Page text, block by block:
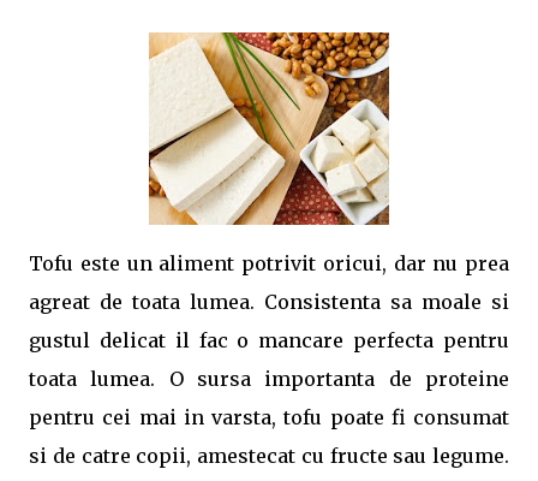
Tofu este un aliment potrivit oricui, dar nu prea
agreat de toata lumea. Consistenta sa moale si
gustul delicat il fac o mancare perfecta pentru
toata lumea. O sursa importanta de proteine
pentru cei mai in varsta, tofu poate fi consumat
si de catre copii, amestecat cu fructe sau legume.